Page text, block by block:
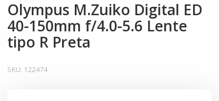
Olympus M.Zuiko Digital ED
40-150mm f/4.0-5.6 Lente
tipo R Preta
SKU: 122474